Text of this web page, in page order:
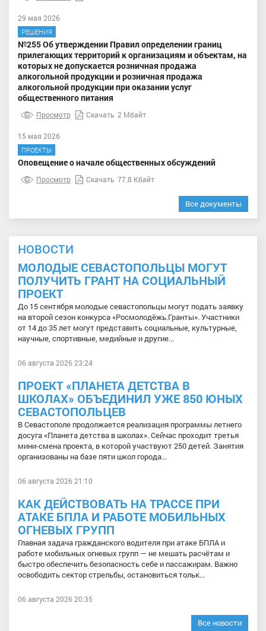
29 мая 2026
РЕШЕНИЯ
№255 Об утверждении Правил определении границ
прилегающих территорий к организациям и объектам, на
которых не допускается розничная продажа
алкогольной продукции и розничная продажа
алкогольной продукции при оказании услуг
общественного питания
Просмотр Скачать 2 Мбайт
15 мая 2026
ПРОЕКТЫ
Оповещение о начале общественных обсуждений
Просмотр Скачать 77.8 Кбайт
Все документы
НОВОСТИ
МОЛОДЫЕ СЕВАСТОПОЛЬЦЫ МОГУТ
ПОЛУЧИТЬ ГРАНТ НА СОЦИАЛЬНЫЙ
ПРОЕКТ
До 15 сентября молодые севастопольцы могут подать заявку
на второй сезон конкурса «Росмолодёжь.Гранты». Участники
от 14 до 35 лет могут представить социальные, культурные,
научные, спортивные, медийные и другие...
06 августа 2026 23:24
ПРОЕКТ «ПЛАНЕТА ДЕТСТВА В
ШКОЛАХ» ОБЪЕДИНИЛ УЖЕ 850 ЮНЫХ
СЕВАСТОПОЛЬЦЕВ
В Севастополе продолжается реализация программы летнего
досуга «Планета детства в школах». Сейчас проходит третья
мини-смена проекта, в которой участвуют 250 детей. Занятия
организованы на базе пяти школ города...
06 августа 2026 21:10
КАК ДЕЙСТВОВАТЬ НА ТРАССЕ ПРИ
АТАКЕ БПЛА И РАБОТЕ МОБИЛЬНЫХ
ОГНЕВЫХ ГРУПП
Главная задача гражданского водителя при атаке БПЛА и
работе мобильных огневых групп — не мешать расчётам и
быстро обеспечить безопасность себе и пассажирам. Важно
освободить сектор стрельбы, остановиться тольк...
06 августа 2026 20:35
Все новости